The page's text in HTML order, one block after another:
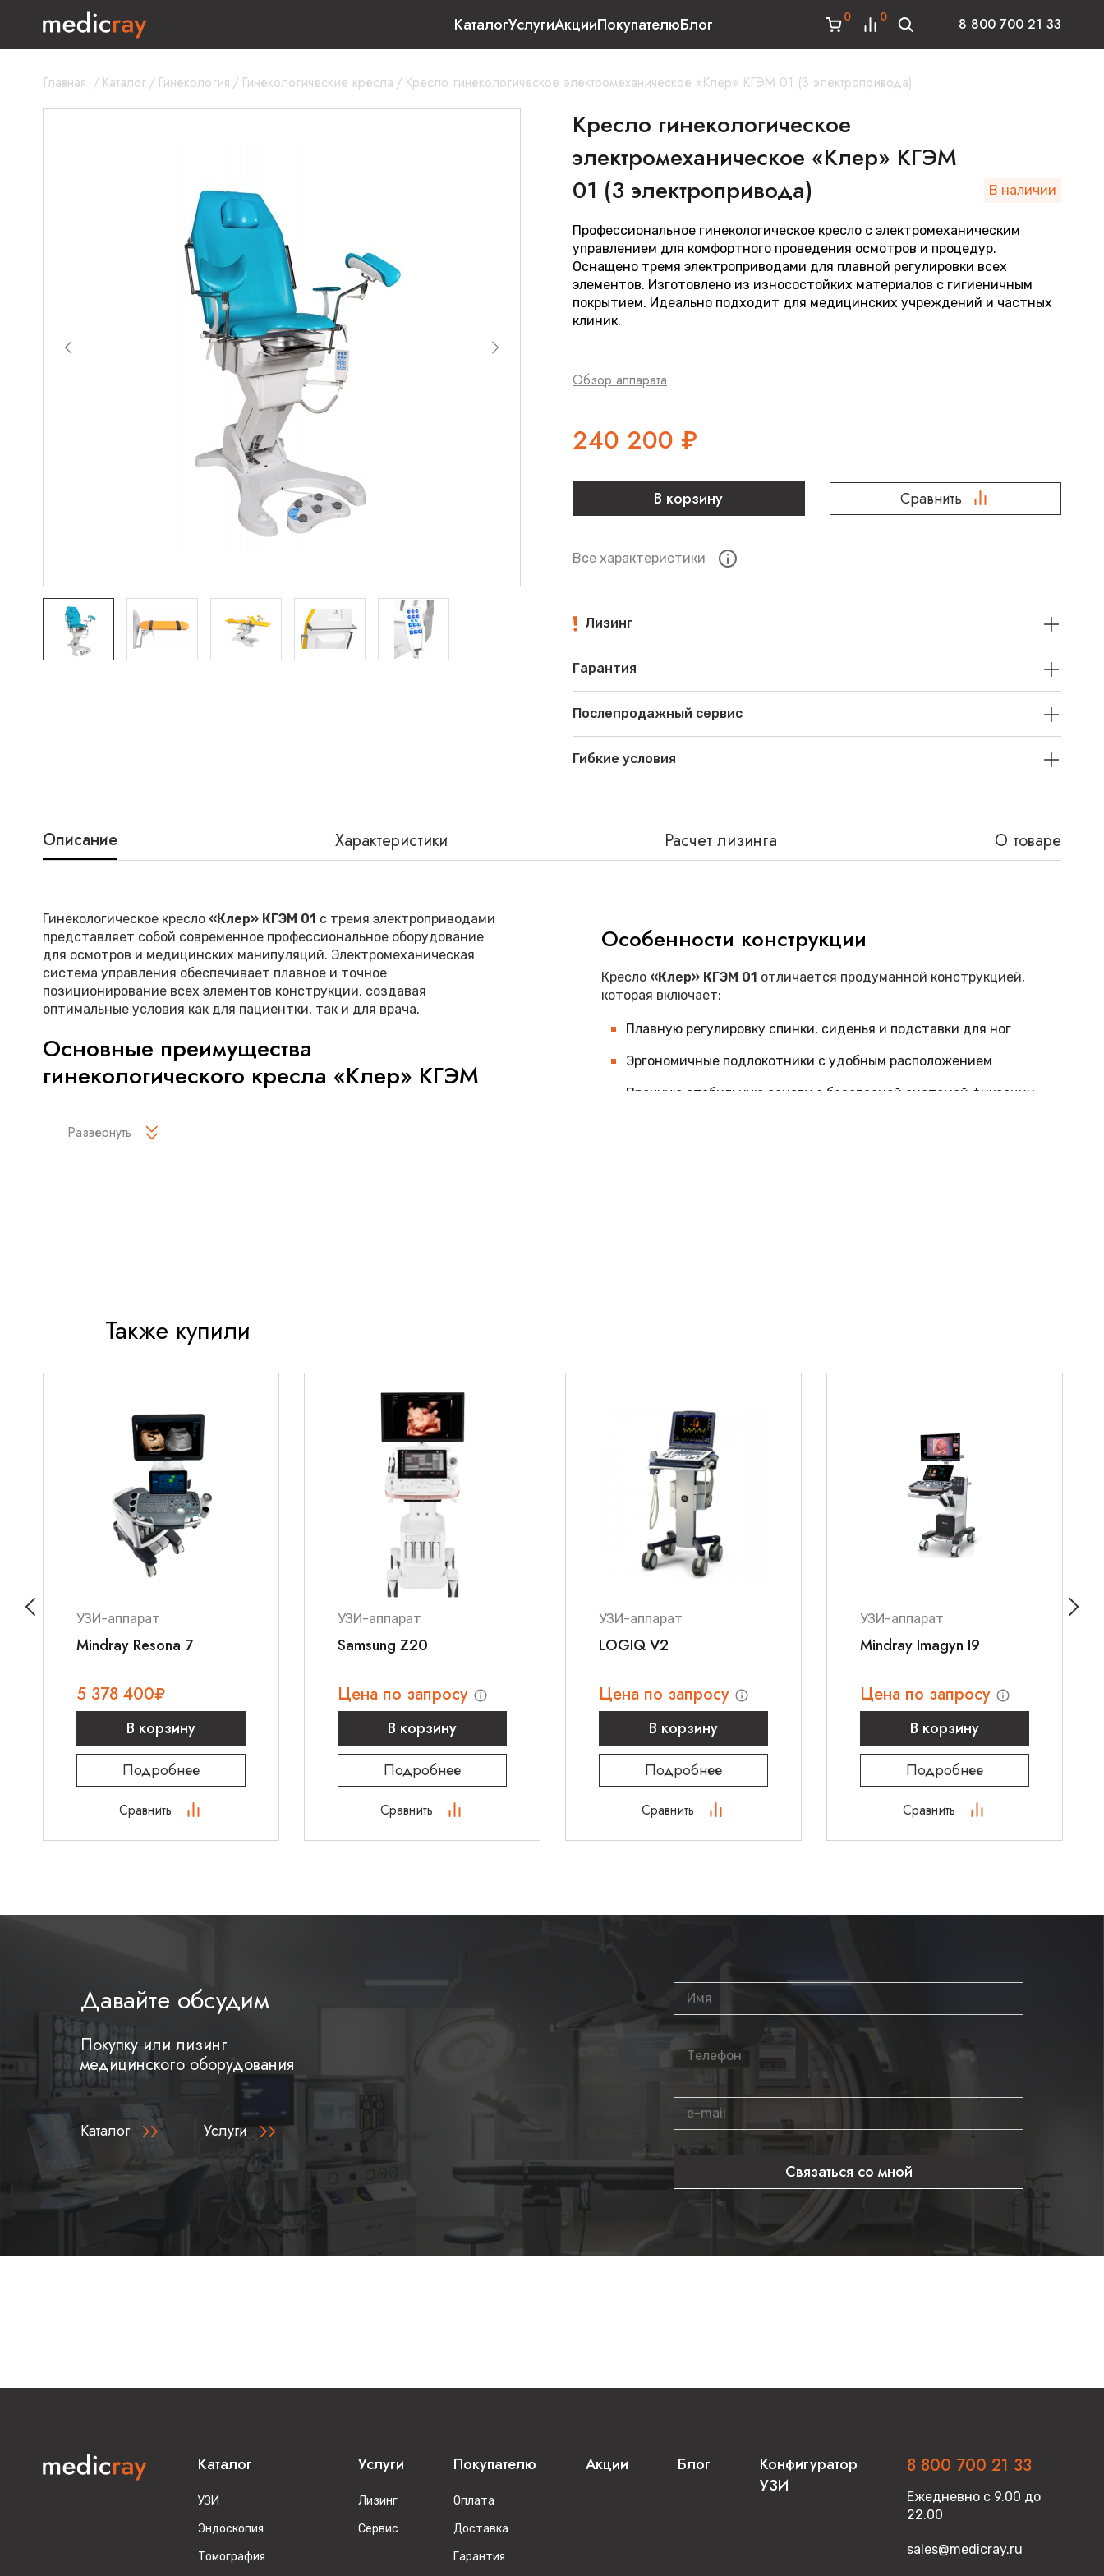
КаталогУслугиАкцииПокупателюБлог 0 0 8 800 700 21 33
Главная / Каталог/ Гинекология / Гинекологические кресла / Кресло гинекологическое электромеханическое «Клер» КГЭМ 01 (3 электропривода)
Кресло гинекологическое
электромеханическое «Клер» КГЭМ
01 (3 электропривода)
В наличии
Профессиональное гинекологическое кресло с электромеханическим
управлением для комфортного проведения осмотров и процедур.
Оснащено тремя электроприводами для плавной регулировки всех
элементов. Изготовлено из износостойких материалов с гигиеничным
покрытием. Идеально подходит для медицинских учреждений и частных
клиник.
Обзор аппарата
240 200 ₽
В корзину Сравнить
Все характеристики
Лизинг
Гарантия
Послепродажный сервис
Гибкие условия
Описание Характеристики Расчет лизинга О товаре
Гинекологическое кресло «Клер» КГЭМ 01 с тремя электроприводами
представляет собой современное профессиональное оборудование
для осмотров и медицинских манипуляций. Электромеханическая
система управления обеспечивает плавное и точное
позиционирование всех элементов конструкции, создавая
оптимальные условия как для пациентки, так и для врача.
Основные преимущества
гинекологического кресла «Клер» КГЭМ
Кресло«Клер» КГЭМ 01
создает идеальные условия для проведения осмотров и
манипуляций
Области применения
Электромеханическое кресло
предназначено для
использования в:
Гинекологических отделениях больниц и поликлиник
Женских консультациях и медицинских центрах
Кабинетах репродуктивной медицины
Особенности конструкции
Кресло «Клер» КГЭМ 01 отличается продуманной конструкцией,
которая включает:
Плавную регулировку спинки, сиденья и подставки для ног
Эргономичные подлокотники с удобным расположением
Прочную стабильную основу с безопасной системой фиксации
Где найти гинекологическое кресло
«Клер» КГЭМ 01?
Для оснащения вашего гинекологического кабинета
профессиональным оборудованием нового поколения обратите
внимание на кресло
в нашем интернет-магазине.
Наши специалисты готовы подробно рассказать о возможностях этой
модели и помочь с выбором оптимальной конфигурации. Для
консультации свяжитесь с нами по телефону
8 800 700 21 33
оставьте запрос на сайте.
Развернуть
Также купили
УЗИ-аппарат
Mindray Resona 7
5 378 400₽
В корзину
Подробнее
Сравнить
УЗИ-аппарат
Samsung Z20
Цена по запросу
В корзину
Подробнее
Сравнить
УЗИ-аппарат
LOGIQ V2
Цена по запросу
В корзину
Подробнее
Сравнить
УЗИ-аппарат
Mindray Imagyn I9
Цена по запросу
В корзину
Подробнее
Сравнить
Давайте обсудим
Покупку или лизинг
медицинского оборудования
Каталог
Услуги
Связаться со мной
Каталог
УЗИ
Эндоскопия
Томография
Услуги
Лизинг
Сервис
Покупателю
Оплата
Доставка
Гарантия
Акции Блог
Конфигуратор
УЗИ
8 800 700 21 33
Ежедневно с 9.00 до
22.00
sales@medicray.ru